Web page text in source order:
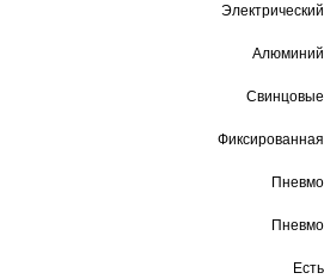
Электрический
Алюминий
Свинцовые
Фиксированная
Пневмо
Пневмо
Есть